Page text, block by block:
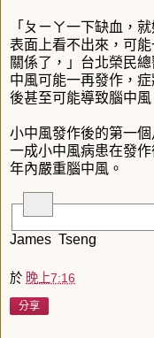
「ㄆㄧㄚ一下缺血，
表面上看不出來，可
關係了，」台北榮民
中風可能一再發作，
後甚至可能導致腦中風
小中風發作後的第一
一成小中風病患在發
年內嚴重腦中風。
James Tseng
於 晚上7:16
分享